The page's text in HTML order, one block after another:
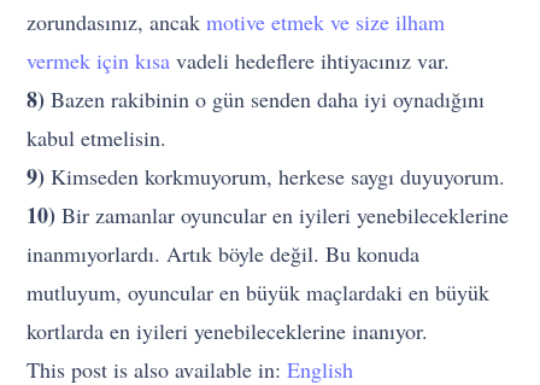
zorundasınız, ancakmotive etmek ve size ilham
vermek için kısa vadeli hedeflere ihtiyacınız var.
8) Bazen rakibinin o gün senden daha iyi oynadığını
kabul etmelisin.
9)Kimseden korkmuyorum, herkese saygı duyuyorum.
10)Bir zamanlar oyuncular en iyileri yenebileceklerine
inanmıyorlardı. Artık böyle değil. Bu konuda
mutluyum, oyuncular en büyük maçlardaki en büyük
kortlarda en iyileri yenebileceklerine inanıyor.
This post is also available in:English